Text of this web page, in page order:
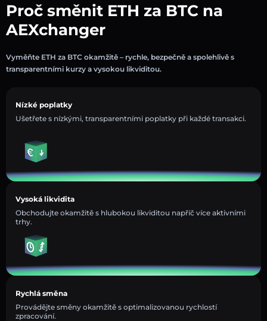
Proč směnit ETH za BTC na
AEXchanger
Vyměňte ETH za BTC okamžitě – rychle, bezpečně a spolehlivě s
transparentními kurzy a vysokou likviditou.
Nízké poplatky
Ušetřete s nízkými, transparentními poplatky při každé transakci.
Vysoká likvidita
Obchodujte okamžitě s hlubokou likviditou napříč více aktivními
trhy.
Rychlá směna
Provádějte směny okamžitě s optimalizovanou rychlostí
zpracování.